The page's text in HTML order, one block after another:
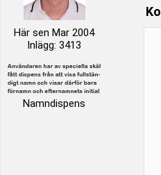
Här sen Mar 2004
Inlägg: 3413
Namndispens